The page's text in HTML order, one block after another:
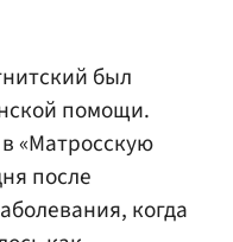
был
помощи.
«Матросскую
после
когда